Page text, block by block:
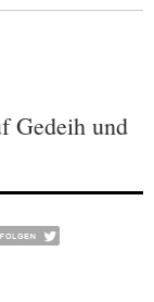
Gedeih und